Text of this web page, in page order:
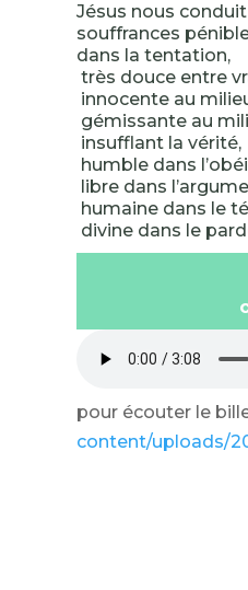
Jésus nous
souffrances
dans la tentation,
très douce entre
innocente au
gémissante au
insufflant la vérité,
humble dans
libre dans
humaine dans le
divine dans le
pour écouter le
content/uploads/